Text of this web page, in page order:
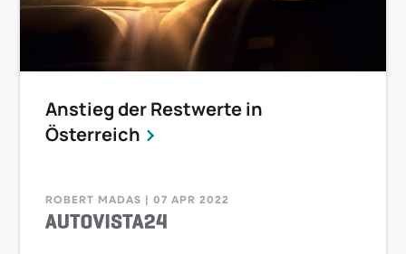
Anstieg der Restwerte in
Österreich
ROBERT MADAS | 07 APR 2022